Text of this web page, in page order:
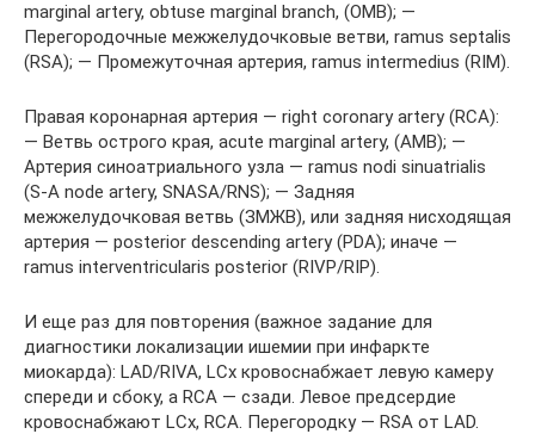
marginal artery, obtuse marginal branch, (OMB); —
Перегородочные межжелудочковые ветви, ramus septalis
(RSA); — Промежуточная артерия, ramus intermedius (RIM).
Правая коронарная артерия — right coronary artery (RCA):
— Ветвь острого края, acute marginal artery, (AMB); —
Артерия синоатриального узла — ramus nodi sinuatrialis
(S-A node artery, SNASA/RNS); — Задняя
межжелудочковая ветвь (ЗМЖВ), или задняя нисходящая
артерия — posterior descending artery (PDA); иначе —
ramus interventricularis posterior (RIVP/RIP).
И еще раз для повторения (важное задание для
диагностики локализации ишемии при инфаркте
миокарда): LAD/RIVA, LCx кровоснабжает левую камеру
спереди и сбоку, а RCA — сзади. Левое предсердие
кровоснабжают LCx, RCA. Перегородку — RSA от LAD.